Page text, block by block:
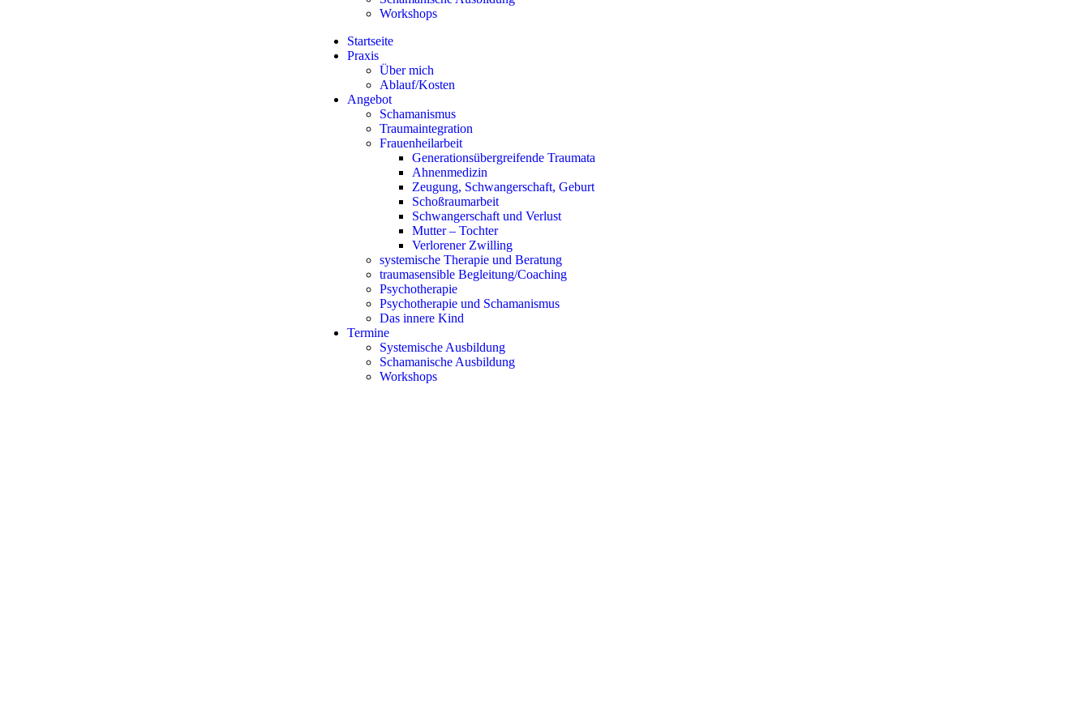
Workshops
Startseite
Praxis
Über mich
Ablauf/Kosten
Angebot
Schamanismus
Traumaintegration
Frauenheilarbeit
Generationsübergreifende Traumata
Ahnenmedizin
Zeugung, Schwangerschaft, Geburt
Schoßraumarbeit
Schwangerschaft und Verlust
Mutter – Tochter
Verlorener Zwilling
systemische Therapie und Beratung
traumasensible Begleitung/Coaching
Psychotherapie
Psychotherapie und Schamanismus
Das innere Kind
Termine
Systemische Ausbildung
Schamanische Ausbildung
Workshops